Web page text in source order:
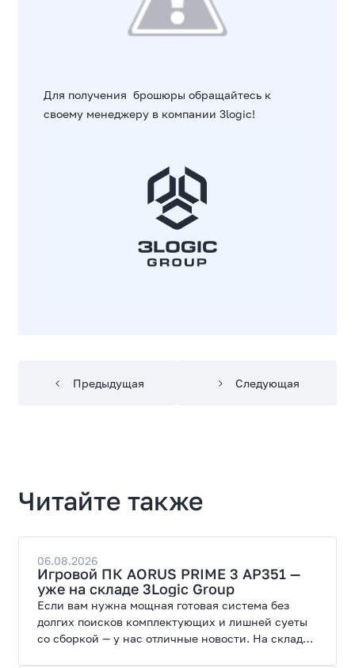
Для получения брошюры обращайтесь к
своему менеджеру в компании 3logic!
Предыдущая Следующая
Читайте также
06.08.2026
Игровой ПК AORUS PRIME 3 AP351 —
уже на складе 3Logic Group
Если вам нужна мощная готовая система без
долгих поисков комплектующих и лишней суеты
со сборкой — у нас отличные новости. На склад